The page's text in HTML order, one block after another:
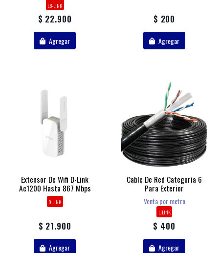
LB-LINK
$ 22.900
Agregar
$ 200
Agregar
Extensor De Wifi D-Link
Ac1200 Hasta 867 Mbps
D-LINK
$ 21.900
Agregar
Cable De Red Categoría 6
Para Exterior
Venta por metro
ULINK
$ 400
Agregar